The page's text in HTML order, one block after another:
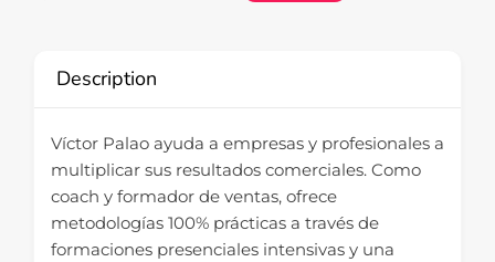
Description
Víctor Palao ayuda a empresas y profesionales a
multiplicar sus resultados comerciales. Como
coach y formador de ventas, ofrece
metodologías 100% prácticas a través de
formaciones presenciales intensivas y una